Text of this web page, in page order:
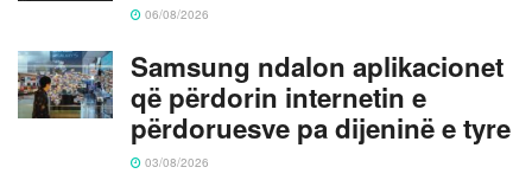
06/08/2026
Samsung ndalon aplikacionet
që përdorin internetin e
përdoruesve pa dijeninë e tyre
03/08/2026